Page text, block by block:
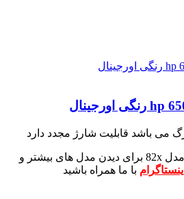
قابلیت شارژ مجدد دارد
برای دیدن مدل های بیشتر و
اینستاگرام با ما همراه باشید